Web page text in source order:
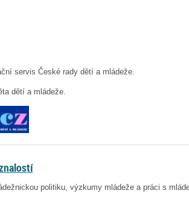
servis České rady dětí a mládeže.
dětí a mládeže.
politiku, výzkumy mládeže a práci s